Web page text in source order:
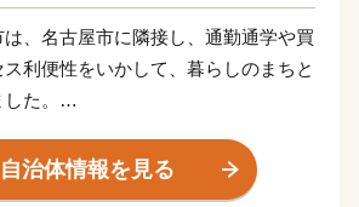
、名古屋市に隣接し、通勤通学や買
利便性をいかして、暮らしのまちと
た。
公園」をはじめとする緑や豊かな自然
ンパクトな市域の中で、都市の利便性
自治体情報を見る